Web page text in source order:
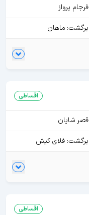
فرجام پرواز
برگشت: ماهان
اقساطی
قصر شایان
برگشت: فلای کیش
اقساطی